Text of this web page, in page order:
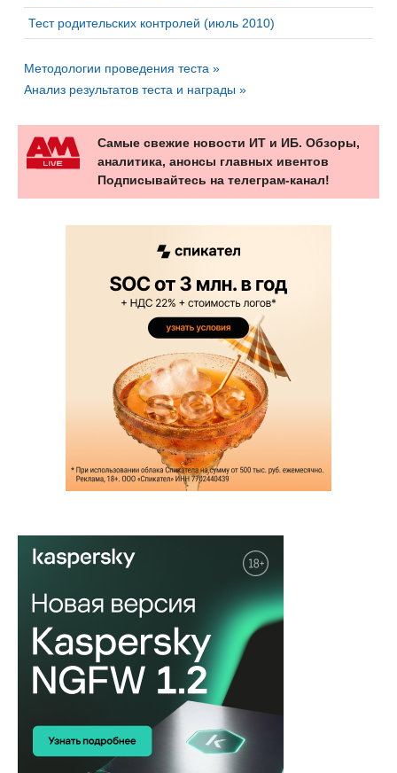
Тест родительских контролей (июль 2010)
Методологии проведения теста »
Анализ результатов теста и награды »
Самые свежие новости ИТ и ИБ. Обзоры,
аналитика, анонсы главных ивентов
Подписывайтесь на телеграм-канал!